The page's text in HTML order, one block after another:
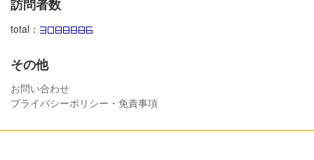
訪問者数
total：
その他
お問い合わせ
プライバシーポリシー・免責事項